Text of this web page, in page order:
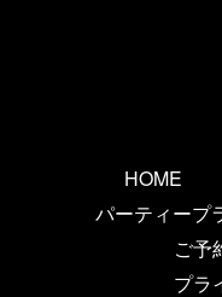
HOME
パーティープ
ご予
プラ